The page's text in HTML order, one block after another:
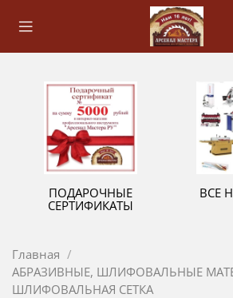
ПОДАРОЧНЫЕ
СЕРТИФИКАТЫ
ВСЕ
Главная
АБРАЗИВНЫЕ, ШЛИФОВАЛЬНЫЕ
ШЛИФОВАЛЬНАЯ СЕТКА